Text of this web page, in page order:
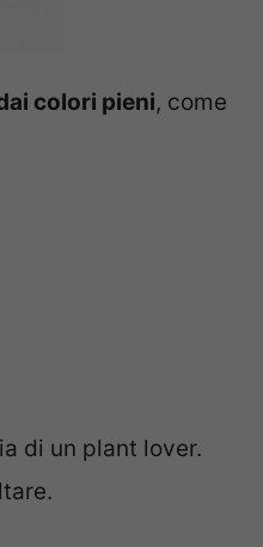
colori pieni, come
di un plant lover.